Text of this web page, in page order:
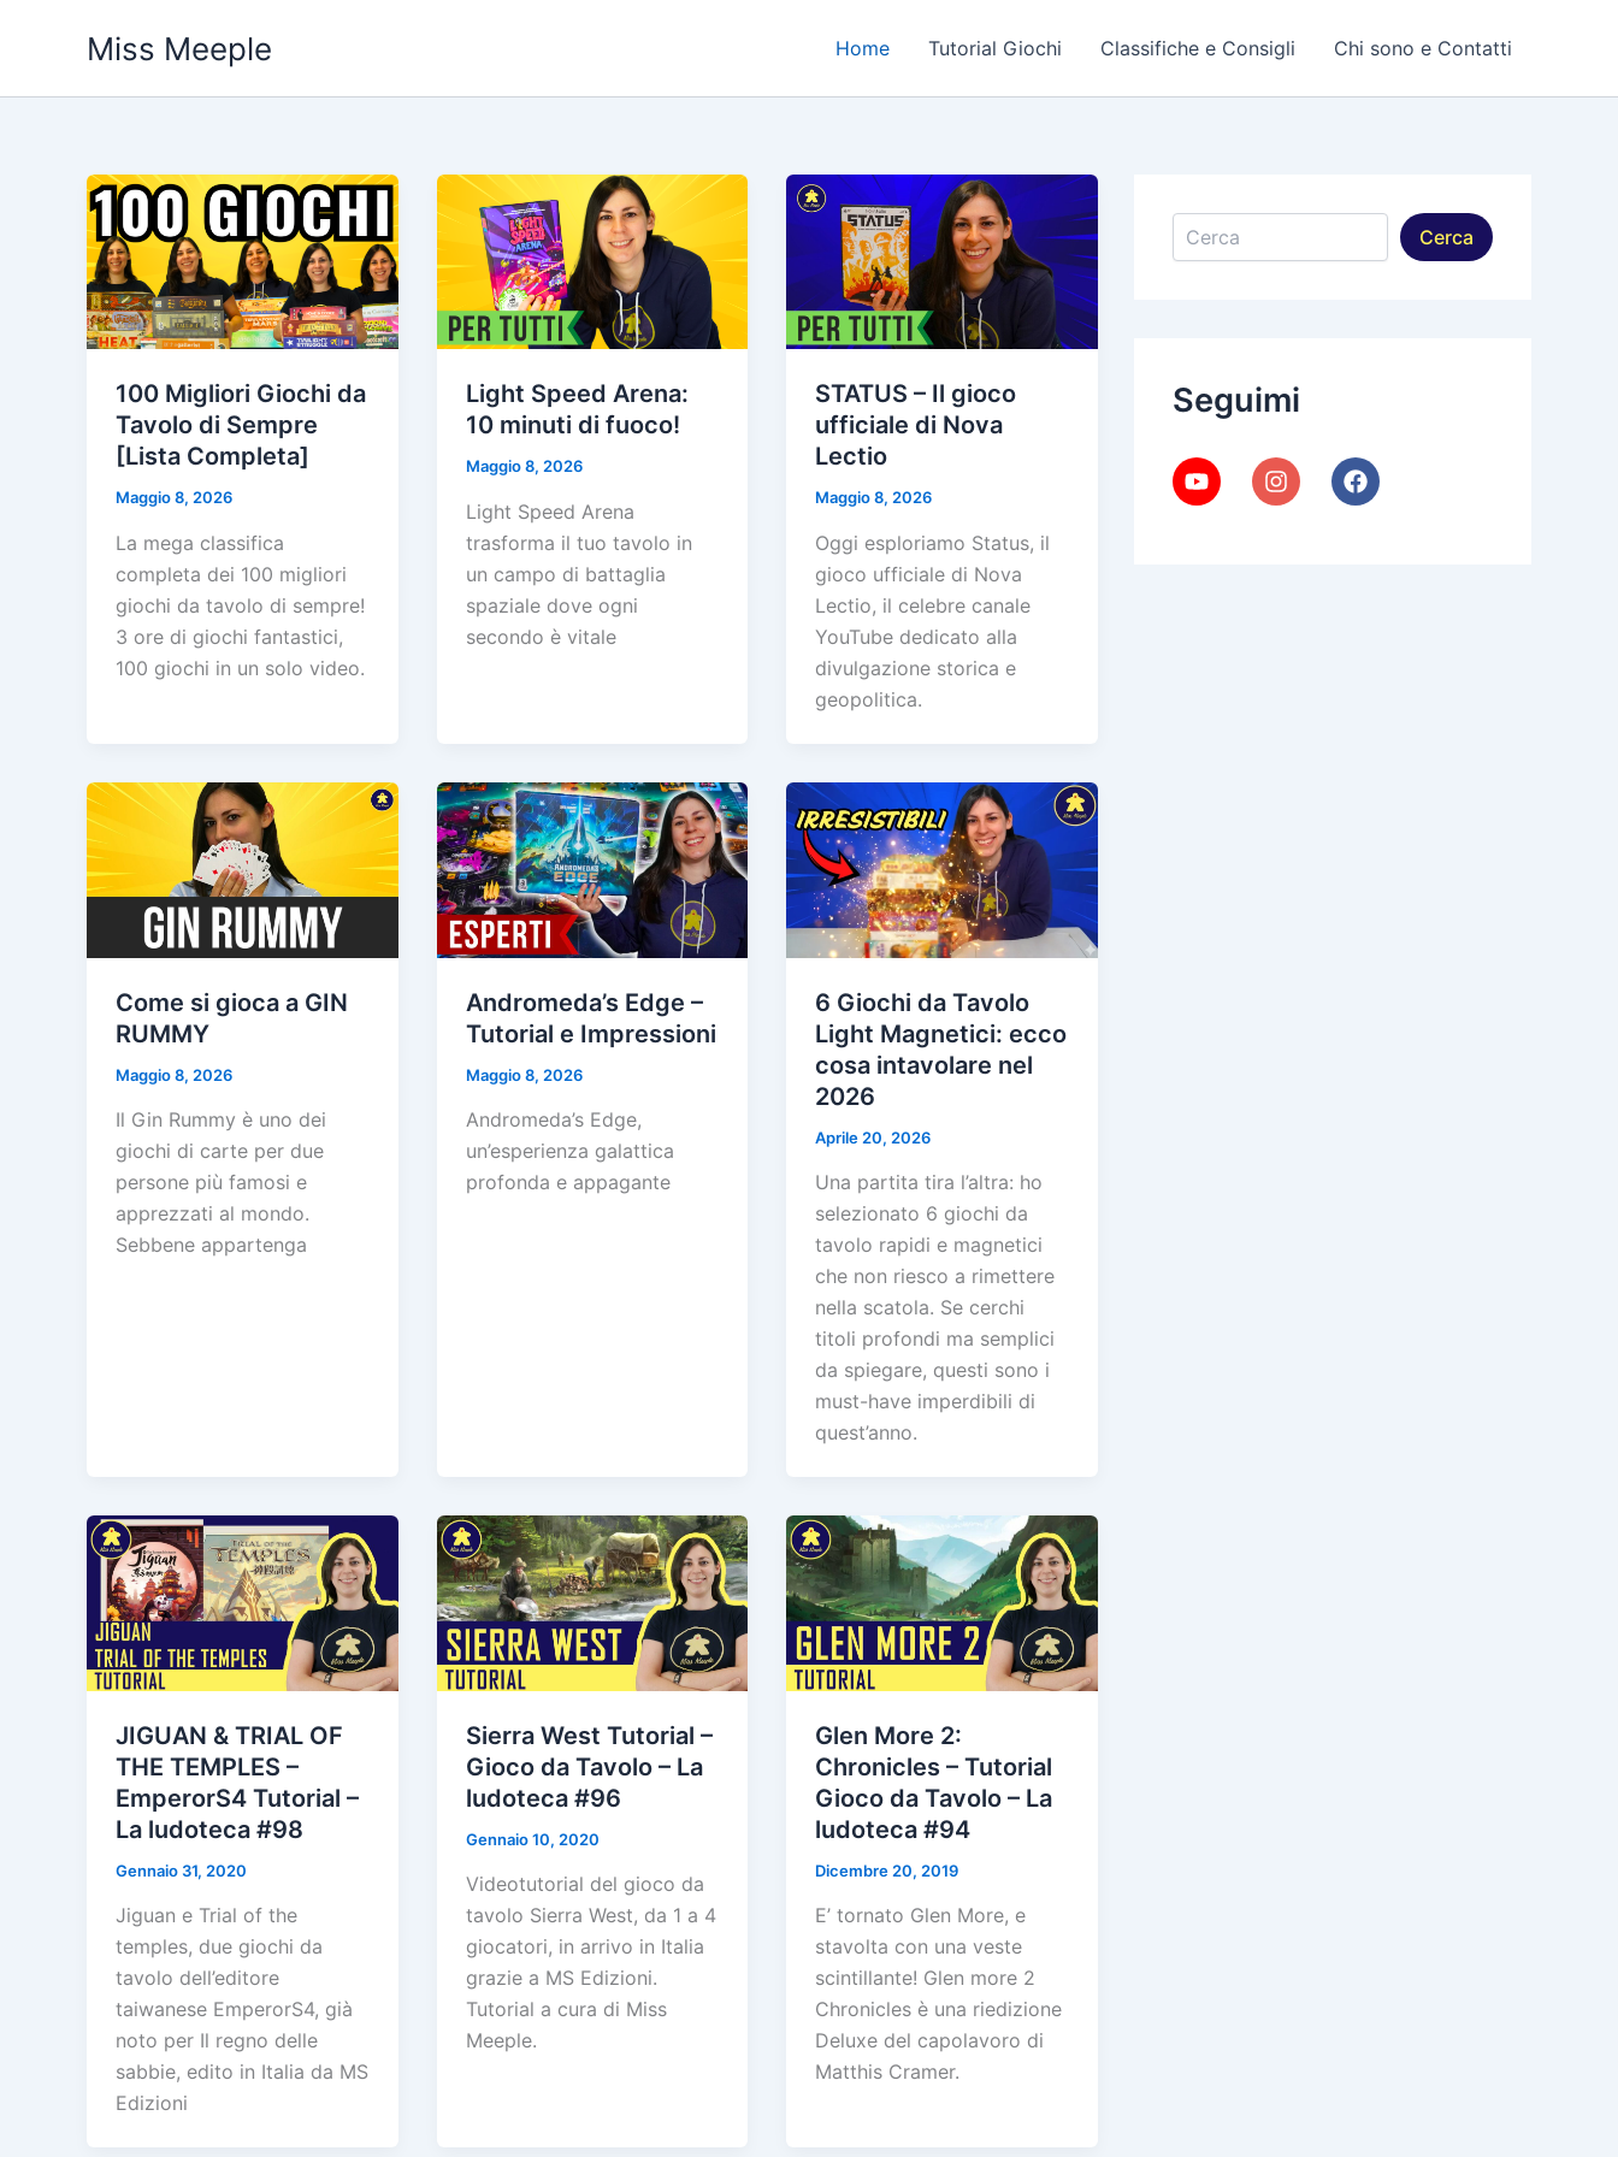
Miss Meeple Home Tutorial Giochi Classifiche e Consigli Chi sono e Contatti
100 Migliori Giochi da
Tavolo di Sempre
[Lista Completa]
Maggio 8, 2026
La mega classifica
completa dei 100 migliori
giochi da tavolo di sempre!
3 ore di giochi fantastici,
100 giochi in un solo video.
Light Speed Arena:
10 minuti di fuoco!
Maggio 8, 2026
Light Speed Arena
trasforma il tuo tavolo in
un campo di battaglia
spaziale dove ogni
secondo è vitale
STATUS – Il gioco
ufficiale di Nova
Lectio
Maggio 8, 2026
Oggi esploriamo Status, il
gioco ufficiale di Nova
Lectio, il celebre canale
YouTube dedicato alla
divulgazione storica e
geopolitica.
Come si gioca a GIN
RUMMY
Maggio 8, 2026
Il Gin Rummy è uno dei
giochi di carte per due
persone più famosi e
apprezzati al mondo.
Sebbene appartenga
Andromeda’s Edge –
Tutorial e Impressioni
Maggio 8, 2026
Andromeda’s Edge,
un’esperienza galattica
profonda e appagante
6 Giochi da Tavolo
Light Magnetici: ecco
cosa intavolare nel
2026
Aprile 20, 2026
Una partita tira l’altra: ho
selezionato 6 giochi da
tavolo rapidi e magnetici
che non riesco a rimettere
nella scatola. Se cerchi
titoli profondi ma semplici
da spiegare, questi sono i
must-have imperdibili di
quest’anno.
JIGUAN & TRIAL OF
THE TEMPLES –
EmperorS4 Tutorial –
La ludoteca #98
Gennaio 31, 2020
Jiguan e Trial of the
temples, due giochi da
tavolo dell’editore
taiwanese EmperorS4, già
noto per Il regno delle
sabbie, edito in Italia da MS
Edizioni
Sierra West Tutorial –
Gioco da Tavolo – La
ludoteca #96
Gennaio 10, 2020
Videotutorial del gioco da
tavolo Sierra West, da 1 a 4
giocatori, in arrivo in Italia
grazie a MS Edizioni.
Tutorial a cura di Miss
Meeple.
Glen More 2:
Chronicles – Tutorial
Gioco da Tavolo – La
ludoteca #94
Dicembre 20, 2019
E’ tornato Glen More, e
stavolta con una veste
scintillante! Glen more 2
Chronicles è una riedizione
Deluxe del capolavoro di
Matthis Cramer.
Cerca
Cerca
Seguimi